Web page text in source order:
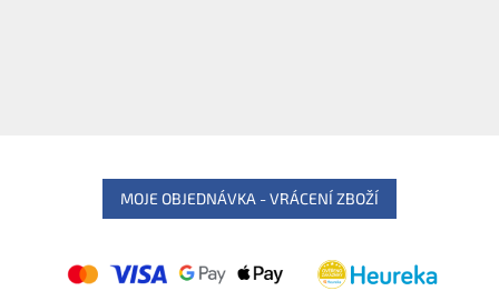
MOJE OBJEDNÁVKA - VRÁCENÍ ZBOŽÍ